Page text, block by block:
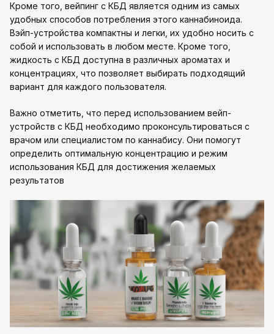
Кроме того, вейпинг с КБД является одним из самых
удобных способов потребления этого каннабиноида.
Вэйп-устройства компактны и легки, их удобно носить с
собой и использовать в любом месте. Кроме того,
жидкость с КБД доступна в различных ароматах и
концентрациях, что позволяет выбирать подходящий
вариант для каждого пользователя.
Важно отметить, что перед использованием вейп-
устройств с КБД необходимо проконсультироваться с
врачом или специалистом по каннабису. Они помогут
определить оптимальную концентрацию и режим
использования КБД для достижения желаемых
результатов